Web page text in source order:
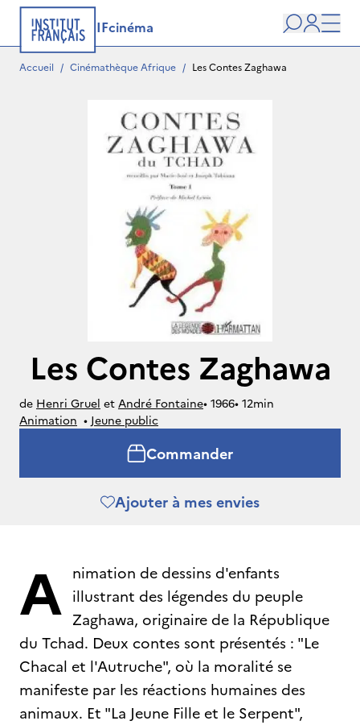
IFcinéma
user
Accueil / Cinémathèque Afrique / Les Contes Zaghawa
Les Contes Zaghawa
de Henri Gruel et André Fontaine• 1966• 12min
Animation • Jeune public
Commander
Ajouter à mes envies
A nimation de dessins d'enfants
illustrant des légendes du peuple
Zaghawa, originaire de la République
du Tchad. Deux contes sont présentés : "Le
Chacal et l'Autruche", où la moralité se
manifeste par les réactions humaines des
animaux. Et "La Jeune Fille et le Serpent",